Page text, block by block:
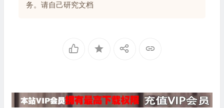
务。请自己研究文档